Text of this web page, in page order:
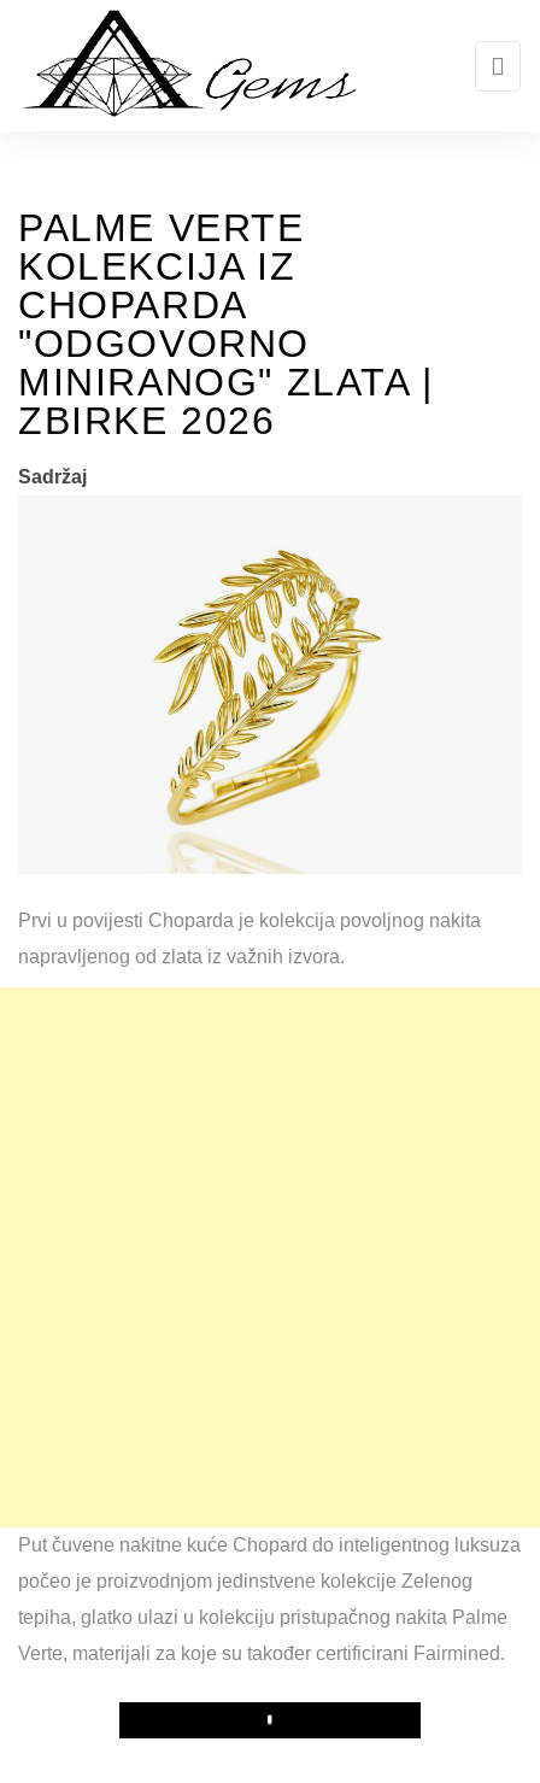
PALME VERTE
KOLEKCIJA IZ
CHOPARDA
"ODGOVORNO
MINIRANOG" ZLATA |
ZBIRKE 2026
Sadržaj
Prvi u povijesti Choparda je kolekcija povoljnog nakita
napravljenog od zlata iz važnih izvora.
Put čuvene nakitne kuće Chopard do inteligentnog luksuza
počeo je proizvodnjom jedinstvene kolekcije Zelenog
tepiha, glatko ulazi u kolekciju pristupačnog nakita Palme
Verte, materijali za koje su također certificirani Fairmined.
Play